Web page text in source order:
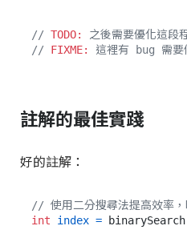
// TODO:
之後需要優化這段
// FIXME: 這裡有 bug 需要
註解的最佳實踐
好的註解：
// 使用二分搜尋法提高效率
int
index =